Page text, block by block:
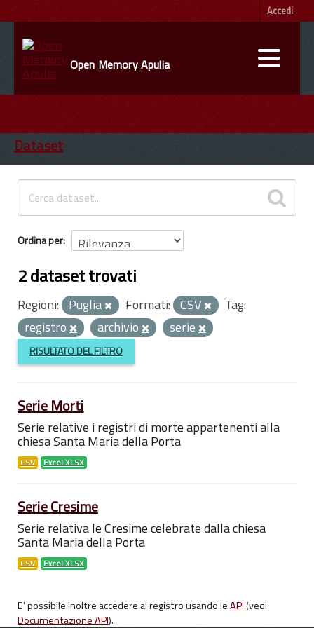
Accedi
Open Memory Apulia
ENTI
INFORMAZIONI
Dataset
Ordina per
2 dataset trovati
Regioni: Puglia Formati: CSV
Tag:
registro
archivio serie
RISULTATO DEL FILTRO
Serie Morti
Serie relative i registri di morte appartenenti alla
chiesa Santa Maria della Porta
CSV Excel XLSX
Serie Cresime
Serie relativa le Cresime celebrate dalla chiesa
Santa Maria della Porta
CSV Excel XLSX
E' possibile inoltre accedere al registro usando leAPI(vedi
Documentazione API).